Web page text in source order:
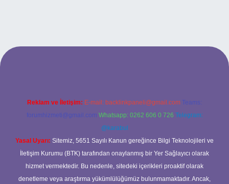
bet giriş
Reklam ve İletişim: E-mail: backlinkpaneli@gmail.com Teams:
forumhizmeti@gmail.com Whatsapp: 0262 606 0 726 Telegram:
@karabul
Yasal Uyarı: Sitemiz, 5651 Sayılı Kanun gereğince Bilgi Teknolojileri ve
İletişim Kurumu (BTK) tarafından onaylanmış bir Yer Sağlayıcı olarak
hizmet vermektedir. Bu nedenle, sitedeki içerikleri proaktif olarak
denetleme veya araştırma yükümlülüğümüz bulunmamaktadır. Ancak,